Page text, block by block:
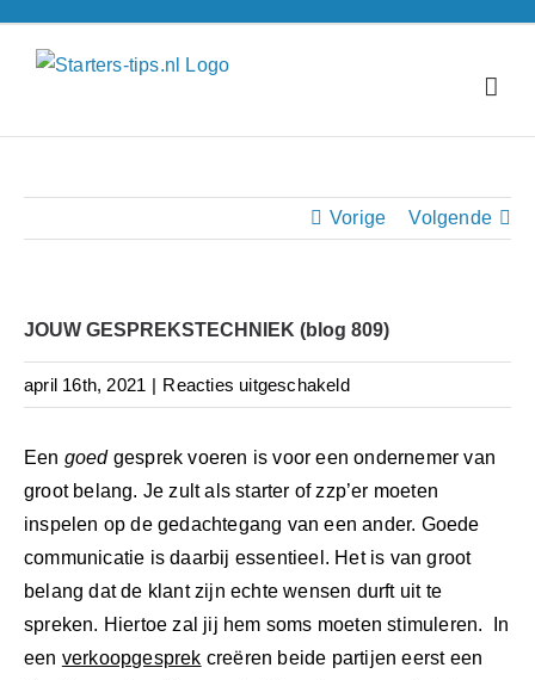
naar
Vorige Volgende
JOUW GESPREKSTECHNIEK (blog 809)
april 16th, 2021 | Reacties uitgeschakeldvoor
(blog
Een goedgesprek voeren is voor een ondernemer van
groot belang. Je zult als starter of zzp’er moeten
inspelen op de gedachtegang van een ander. Goede
communicatie is daarbij essentieel. Het is van groot
belang dat de klant zijn echte wensen durft uit te
spreken. Hiertoe zal jij hem soms moeten stimuleren. In
een verkoopgesprek creëren beide partijen eerst een